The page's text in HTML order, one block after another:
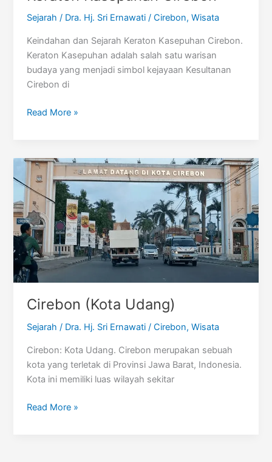
Sejarah / Dra. Hj. Sri Ernawati/Cirebon,Wisata
Keindahan dan Sejarah Keraton Kasepuhan Cirebon.
Keraton Kasepuhan adalah salah satu warisan
budaya yang menjadi simbol kejayaan Kesultanan
Cirebon di
Keraton
Read More »
Cirebon (Kota Udang)
Sejarah / Dra. Hj. Sri Ernawati/Cirebon,Wisata
Cirebon: Kota Udang. Cirebon merupakan sebuah
kota yang terletak di Provinsi Jawa Barat, Indonesia.
Kota ini memiliki luas wilayah sekitar
Cirebon
Read More »